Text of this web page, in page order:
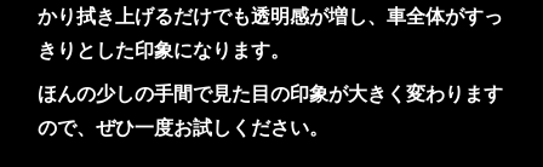
かり拭き上げるだけでも透明感が増し、車全体がすっ
きりとした印象になります。
ほんの少しの手間で見た目の印象が大きく変わります
ので、ぜひ一度お試しください。